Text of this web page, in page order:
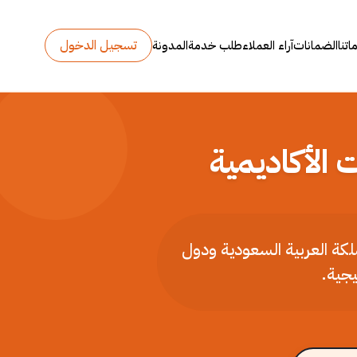
الضماناتآراء العملاءطلب خدمةالمدونة تسجيل الدخول
العربية السعودية ودول